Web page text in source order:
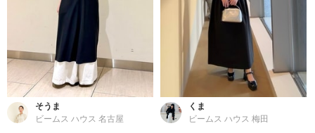
そうま
ビームス ハウス 名古屋
くま
ビームス ハウス 梅田